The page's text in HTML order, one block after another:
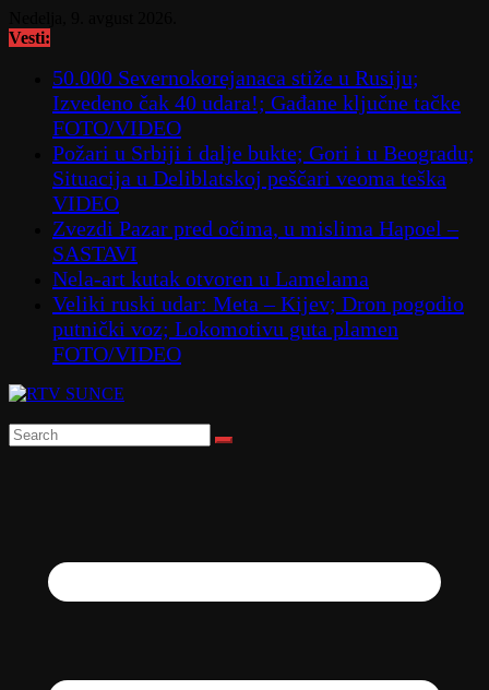
to
Vesti:
50.000 Severnokorejanaca stiže u Rusiju;
Izvedeno čak 40 udara!; Gađane ključne tačke
FOTO/VIDEO
Požari u Srbiji i dalje bukte; Gori i u Beogradu;
Situacija u Deliblatskoj peščari veoma teška
VIDEO
Zvezdi Pazar pred očima, u mislima Hapoel –
SASTAVI
Nela-art kutak otvoren u Lamelama
Veliki ruski udar: Meta – Kijev; Dron pogodio
putnički voz; Lokomotivu guta plamen
FOTO/VIDEO